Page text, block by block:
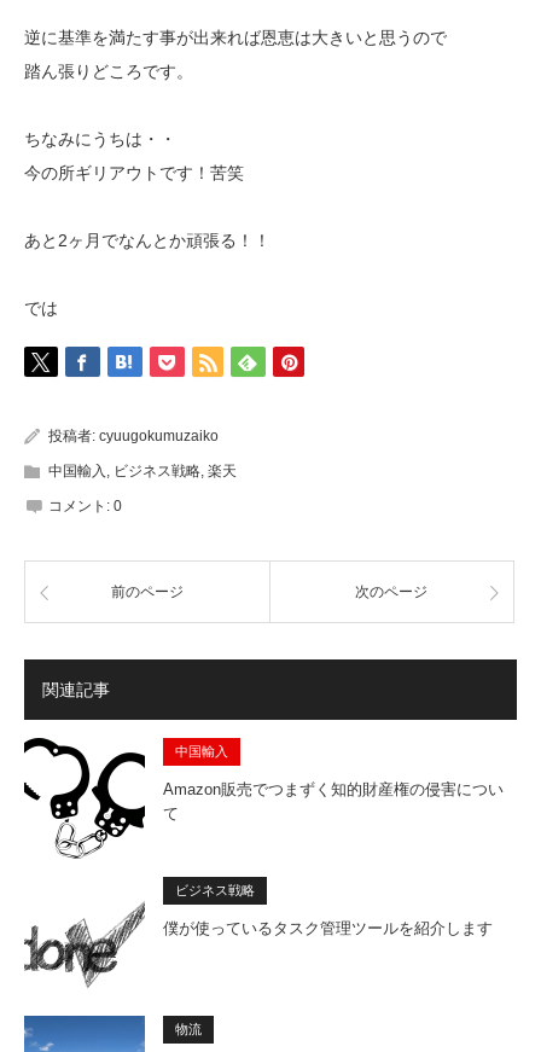
逆に基準を満たす事が出来れば恩恵は大きいと思うので
踏ん張りどころです。
ちなみにうちは・・
今の所ギリアウトです！苦笑
あと2ヶ月でなんとか頑張る！！
では
投稿者: cyuugokumuzaiko
中国輸入 , ビジネス戦略, 楽天
コメント: 0
前のページ 次のページ
関連記事
中国輸入
Amazon販売でつまずく知的財産権の侵害につい
て
ビジネス戦略
僕が使っているタスク管理ツールを紹介します
物流